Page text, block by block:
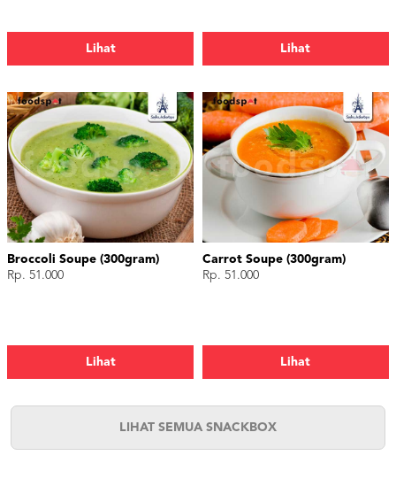
Lihat Lihat
Broccoli Soupe (300gram)
Rp. 51.000
Lihat
Carrot Soupe (300gram)
Rp. 51.000
Lihat
LIHAT SEMUA SNACKBOX